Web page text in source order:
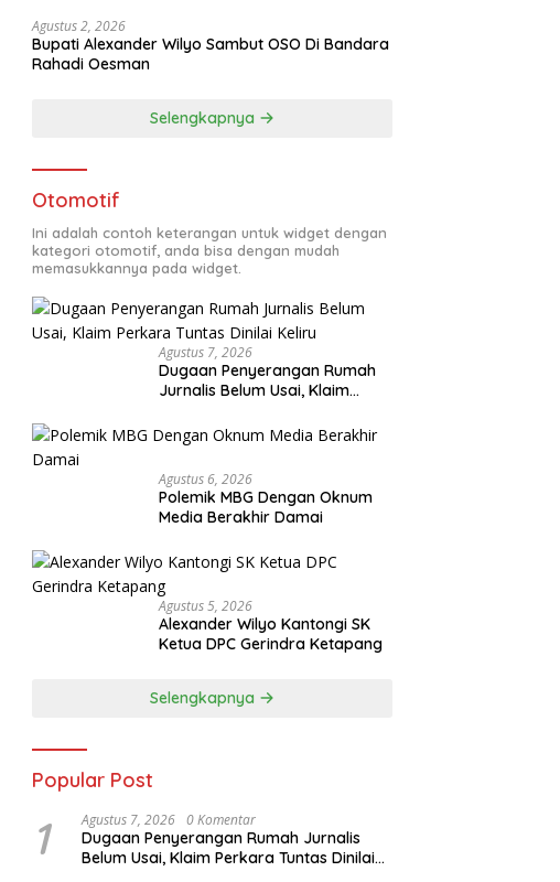
Agustus 2, 2026
Bupati Alexander Wilyo Sambut OSO Di Bandara
Rahadi Oesman
Selengkapnya
Otomotif
Ini adalah contoh keterangan untuk widget dengan
kategori otomotif, anda bisa dengan mudah
memasukkannya pada widget.
Agustus 7, 2026
Dugaan Penyerangan Rumah
Jurnalis Belum Usai, Klaim
Agustus 6, 2026
Polemik MBG Dengan Oknum
Media Berakhir Damai
Agustus 5, 2026
Alexander Wilyo Kantongi SK
Ketua DPC Gerindra Ketapang
Selengkapnya
Popular Post
1 Agustus 7, 2026 0 Komentar
Dugaan Penyerangan Rumah Jurnalis
Belum Usai, Klaim Perkara Tuntas Dinilai